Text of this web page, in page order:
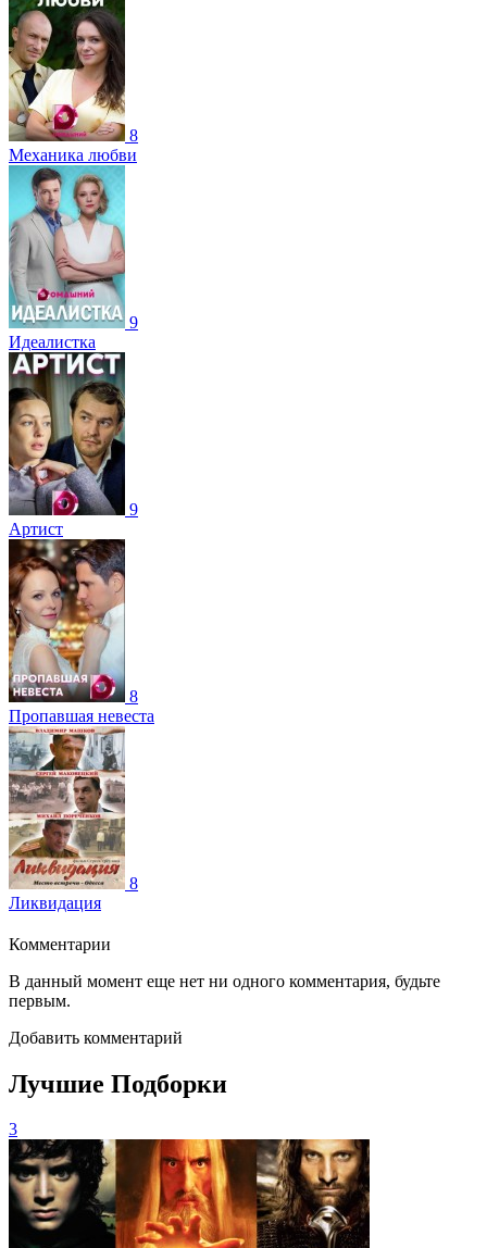
8
Механика любви
9
Идеалистка
9
Артист
8
Пропавшая невеста
8
Ликвидация
Комментарии
В данный момент еще нет ни одного комментария, будьте
первым.
Добавить комментарий
Лучшие Подборки
3